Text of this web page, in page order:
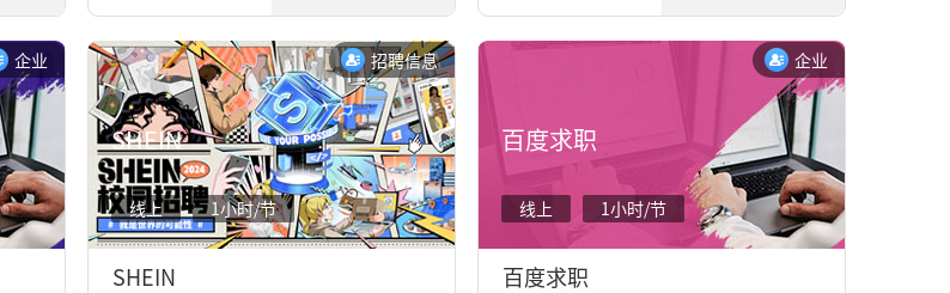
企业 招聘信息
SHEIN
线上 1小时/节
SHEIN
企业
百度求职
线上 1小时/节
百度求职